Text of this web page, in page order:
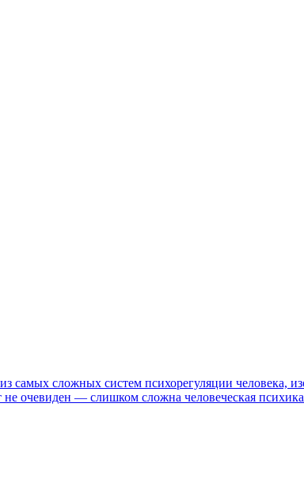
самых сложных систем психорегуляции человека,
не очевиден — слишком сложна человеческая